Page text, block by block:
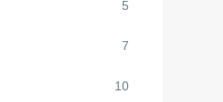
5
7
10